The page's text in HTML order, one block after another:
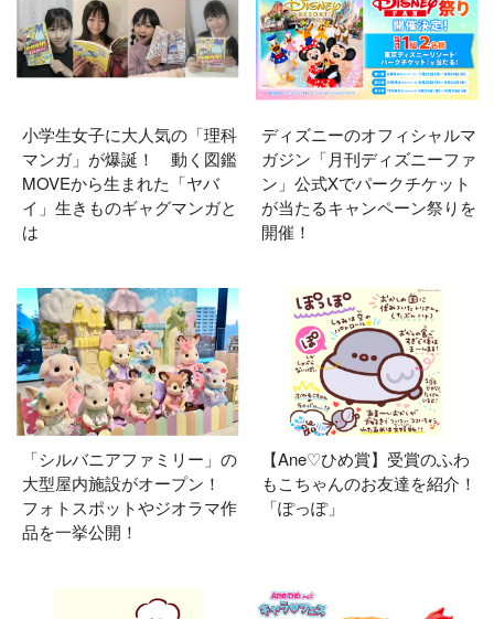
小学生女子に大人気の「理科
マンガ」が爆誕！ 動く図鑑
MOVEから生まれた「ヤバ
イ」生きものギャグマンガと
は
ディズニーのオフィシャルマ
ガジン「月刊ディズニーファ
ン」公式Xでパークチケット
が当たるキャンペーン祭りを
開催！
「シルバニアファミリー」の
大型屋内施設がオープン！
フォトスポットやジオラマ作
品を一挙公開！
【Ane♡ひめ賞】受賞のふわ
もこちゃんのお友達を紹介！
「ぽっぽ」